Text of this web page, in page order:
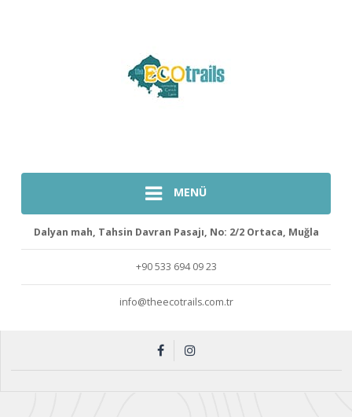
MENÜ
Dalyan mah, Tahsin Davran Pasajı, No: 2/2 Ortaca, Muğla
+90 533 694 09 23
info@theecotrails.com.tr